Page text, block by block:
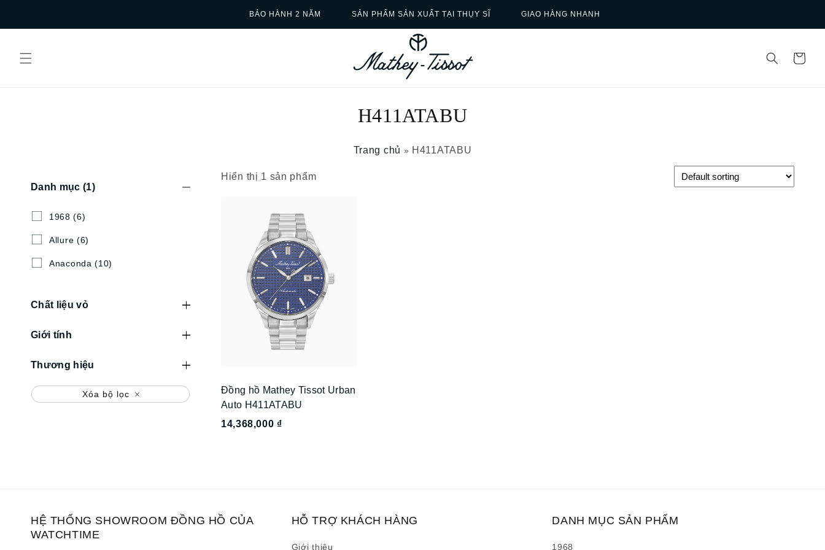
BẢO HÀNH 2 NĂM SẢN PHẨM SẢN XUẤT TẠI THỤY SĨ GIAO HÀNG NHANH
H411ATABU
Trang chủ » H411ATABU
Danh mục (1)
1968 (6)
Allure (6)
Anaconda (10)
Chất liệu vỏ
Giới tính
Thương hiệu
Xóa bộ lọc
Hiển thị 1 sản phẩm
Đồng hồ Mathey Tissot Urban
Auto H411ATABU
14,368,000 ₫
HỆ THỐNG SHOWROOM ĐỒNG HỒ CỦA
WATCHTIME
HỖ TRỢ KHÁCH HÀNG
Giới thiệu
DANH MỤC SẢN PHẨM
1968